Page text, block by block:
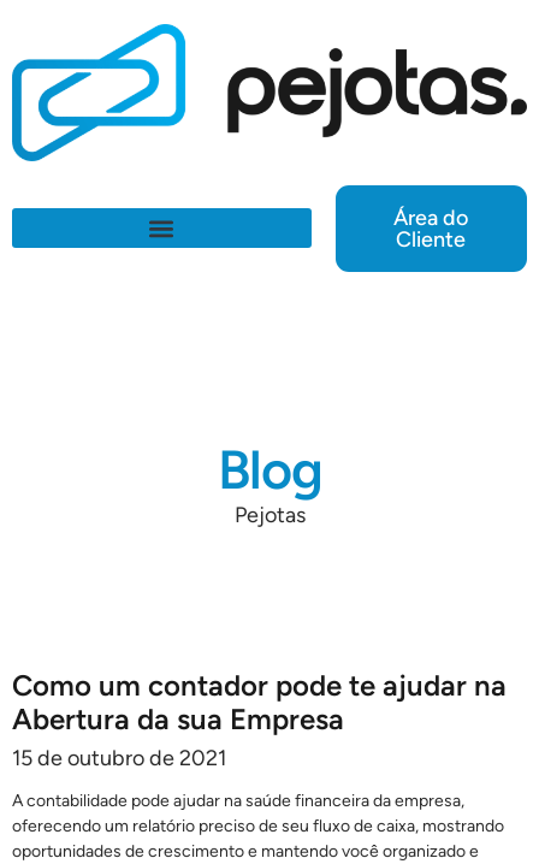
Área do
Cliente
Blog
Pejotas
Como um contador pode te ajudar na
Abertura da sua Empresa
15 de outubro de 2021
A contabilidade pode ajudar na saúde financeira da empresa,
oferecendo um relatório preciso de seu fluxo de caixa, mostrando
oportunidades de crescimento e mantendo você organizado e